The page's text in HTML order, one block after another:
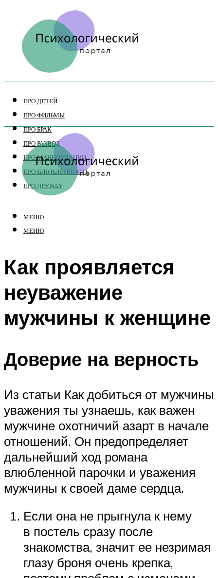
ПРО ДЕТЕЙ
ПРО ФИЛЬМЫ
ПРО БРАК
ПРО РАЗВОД
ПРО МАНИПУЛЯЦИИ
ПРО ВЛЮБЛЕННОСТЬ
ПРО ДРУЖБУ
МЕНЮ
МЕНЮ
Как проявляется
неуважение
мужчины к женщине
Доверие на верность
Из статьи Как добиться от мужчины
уважения ты узнаешь, как важен
мужчине охотничий азарт в начале
отношений. Он предопределяет
дальнейший ход романа
влюбленной парочки и уважения
мужчины к своей даме сердца.
Если она не прыгнула к нему
в постель сразу после
знакомства, значит ее незримая
глазу броня очень крепка,